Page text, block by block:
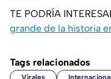
TE PODRÍA
grande de la historia
Tags relacionados
Virales Internacional